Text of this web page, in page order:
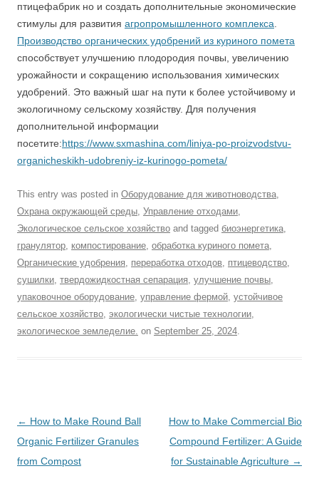
птицефабрик но и создать дополнительные экономические
стимулы для развития агропромышленного комплекса
Производство органических удобрений из куриного помета
способствует улучшению плодородия почвы, увеличению
урожайности и сокращению использования химических
удобрений. Это важный шаг на пути к более устойчивому и
экологичному сельскому хозяйству. Для получения
дополнительной информации
посетите:https://www.sxmashina.com/liniya-po-proizvodstvu-
organicheskikh-udobreniy-iz-kurinogo-pometa/
This entry was posted in Оборудование для животноводства,
Охрана окружающей среды, Управление отходами,
Экологическое сельское хозяйство and tagged биоэнергетика,
гранулятор, компостирование, обработка куриного помета,
Органические удобрения, переработка отходов, птицеводство,
сушилки, твердожидкостная сепарация, улучшение почвы,
упаковочное оборудование, управление фермой, устойчивое
сельское хозяйство, экологически чистые технологии,
экологическое земледелие. on September 25, 2024.
Post
navigation
← How to Make Round Ball
Organic Fertilizer Granules
from Compost
How to Make Commercial Bio
Compound Fertilizer: A Guide
for Sustainable Agriculture →